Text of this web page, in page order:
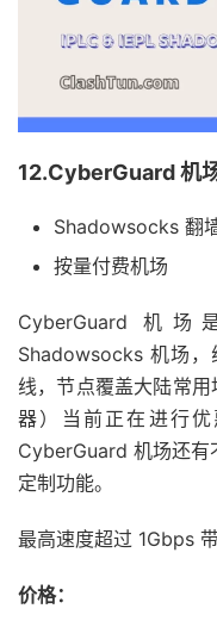
12.CyberGuard 机
Shadowsocks 翻
按量付费机场
CyberGuard 机
Shadowsocks 机场
线，节点覆盖大陆常
器）当前正在进行优
CyberGuard 机场还有
定制功能。
最高速度超过 1Gbps
价格：